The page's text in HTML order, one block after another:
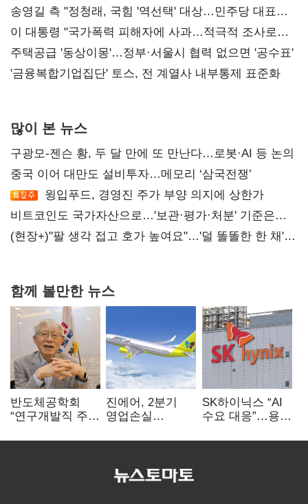
리모델링' 제안
송영길 측 "정청래, 국힘 '역선택' 대상…민주당 대표로
총선 지휘 못해"
이 대통령 "국가폭력 피해자에 사과…적극적 조사로
진실 밝혀야"
주택공급 '동상이몽'…정부·서울시 협력 없으면 '공수표'
'금융복합기업집단' 토스, 전 계열사 내부통제 표준화
많이 본 뉴스
구광모-젠슨 황, 두 달 만에 또 만난다…로봇·AI 등 논의
중국 이어 대만도 설비투자…메모리 ‘삼국전쟁’
윙입푸드, 경영진 주가 부양 의지에 상한가
비트코인도 국가자산으로…'보관·평가·처분' 기준은
숙제
(현장+)"팔 생각 접고 호가 높여요"…'덜 똘똘한 한 채'
함께 볼만한 뉴스
반도체공학회
“연구개발직 주
개선해야”
진에어, 2분기
영업손실
상승 여파
SK하이닉스 “AI
수요 대응”…용인
투자